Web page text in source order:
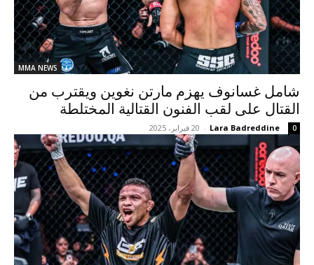
MMA NEWS
شامل غسانوف يهزم مارتن نغوين ويقترب من
القتال على لقب الفنون القتالية المختلطة
Lara Badreddine
- 20 فبراير، 2025 0